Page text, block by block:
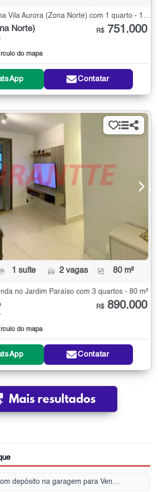
Terreno à Venda na Vila Aurora (Zona Norte) com 1 quarto - 1800 m²
Norte)
do mapa
R$ 751.000
Contatar
1 suíte 2 vagas 80 m²
no Jardim Paraíso com 3 quartos - 80 m²
do mapa
R$ 890.000
Contatar
Apartamento com depósito na garagem para Venda | Mandaqui